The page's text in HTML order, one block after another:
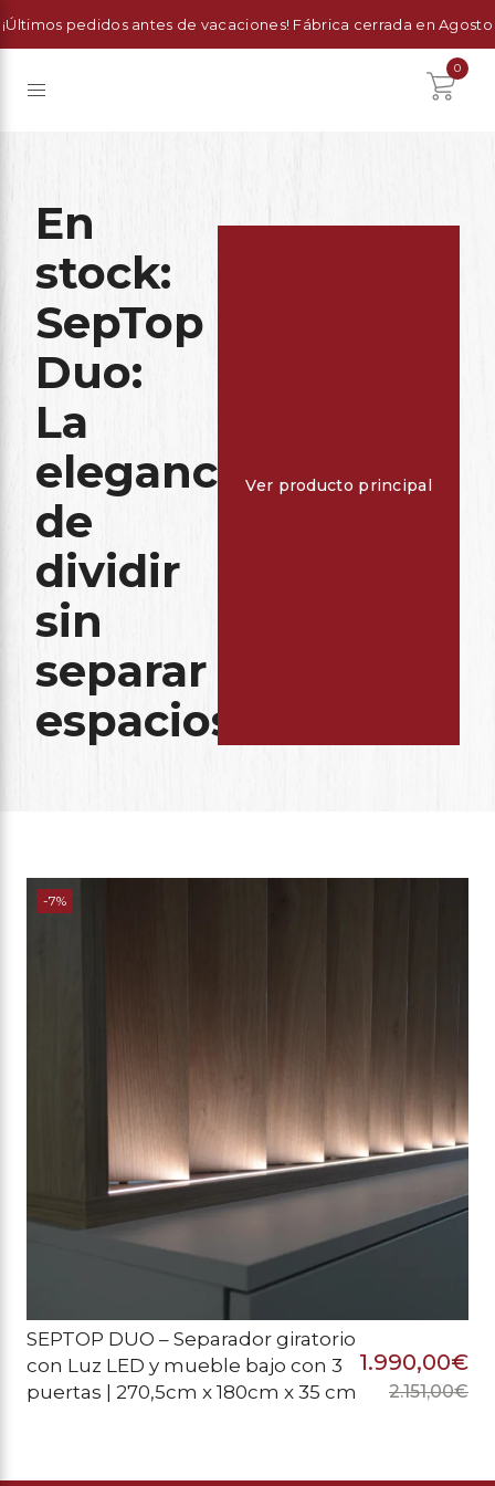
¡Últimos pedidos antes de vacaciones! Fábrica cerrada en Agosto
0
En
stock:
SepTop
Duo:
La
elegancia
de
dividir
sin
separar
espacios
Ver producto principal
-7%
SEPTOP DUO – Separador giratorio
con Luz LED y mueble bajo con 3
puertas | 270,5cm x 180cm x 35 cm
2.151,00€
1.990,00€